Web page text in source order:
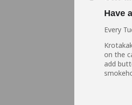
Have
Every
on the
add